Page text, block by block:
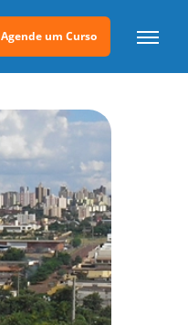
Agende um Curso